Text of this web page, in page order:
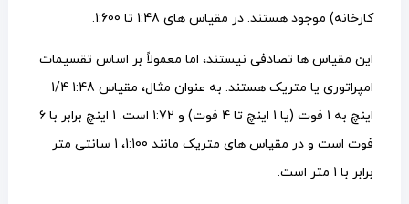
کارخانه) موجود هستند. در مقیاس های 1:48 تا 1:600.
این مقیاس ها تصادفی نیستند، اما معمولاً بر اساس تقسیمات
امپراتوری یا متریک هستند. به عنوان مثال، مقیاس 1:48 1/4
اینچ به 1 فوت (یا 1 اینچ تا 4 فوت) و 1:72 است. 1 اینچ برابر با 6
فوت است و در مقیاس های متریک مانند 1:100، 1 سانتی متر
برابر با 1 متر است.